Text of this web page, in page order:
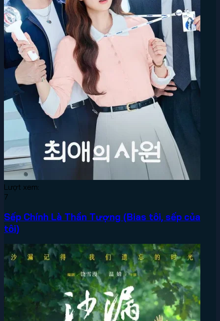
Lượt xem:
7
Sếp Chính Là Thần Tượng (Bias tôi, sếp của
tôi)